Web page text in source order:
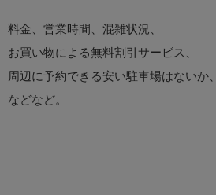
料金、営業時間、混雑状況、
お買い物による無料割引サービス、
周辺に予約できる安い駐車場はないか、
などなど。